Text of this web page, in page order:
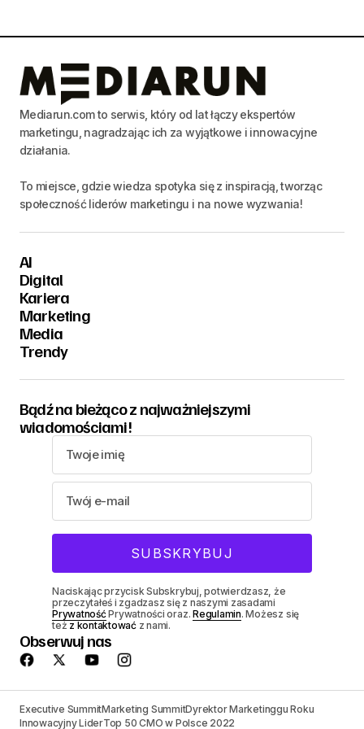
Mediarun.com to serwis, który od lat łączy ekspertów
marketingu, nagradzając ich za wyjątkowe i innowacyjne
działania.
To miejsce, gdzie wiedza spotyka się z inspiracją, tworząc
społeczność liderów marketingu i na nowe wyzwania!
AI
Digital
Kariera
Marketing
Media
Trendy
Bądź na bieżąco z najważniejszymi
wiadomościami!
Naciskając przycisk Subskrybuj, potwierdzasz, że
przeczytałeś i zgadzasz się z naszymi zasadami
PrywatnośćPrywatności oraz.Regulamin. Możesz się
też z kontaktowaćz nami.
Obserwuj nas
Executive SummitMarketing SummitDyrektor Marketinggu Roku
Innowacyjny LiderTop 50 CMO w Polsce 2022